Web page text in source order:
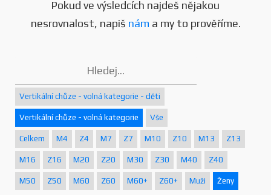
Pokud ve výsledcích najdeš nějakou
nesrovnalost, napiš nám a my to prověříme.
Vertikální chůze - volná kategorie - děti
Vertikální chůze - volná kategorie Vše
Celkem M4 Z4 M7 Z7 M10 Z10 M13 Z13
M16 Z16 M20 Z20 M30 Z30 M40 Z40
M50 Z50 M60 Z60 M60+ Z60+ Muži Ženy